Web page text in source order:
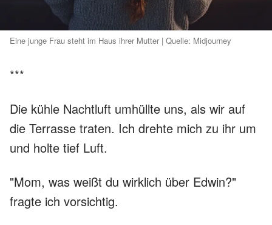
Eine junge Frau steht im Haus ihrer Mutter | Quelle: Midjourney
***
Die kühle Nachtluft umhüllte uns, als wir auf
die Terrasse traten. Ich drehte mich zu ihr um
und holte tief Luft.
"Mom, was weißt du wirklich über Edwin?"
fragte ich vorsichtig.